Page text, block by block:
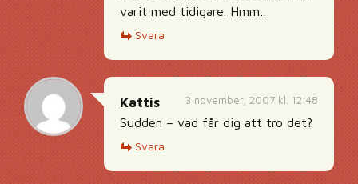
varit med tidigare. Hmm…
Svara
3 november, 2007 kl. 12:48
Kattis
Sudden – vad får dig att tro det?
Svara